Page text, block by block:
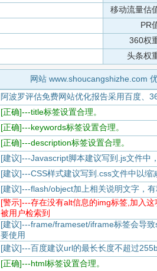
移动流量估
PR
360权
头条权
网站 www.shoucangshizhe.com
阿波罗评估免费网站优化报告采用百度、
[正确]---title标签设置合理。
[正确]---keywords标签设置合理。
[正确]---description标签设置合理。
[建议]---Javascript脚本建议写到.js文件中
[建议]---CSS样式建议写到.css文件中以缩
[建议]---flash/object加上相关说明文字，
[警示]---存在没有alt信息的img标签,加入
被用户检索到
[建议]---frame/frameset/iframe标签会导
要使用
[建议]---百度建议url的最长长度不超过
[正确]---html标签设置合理。